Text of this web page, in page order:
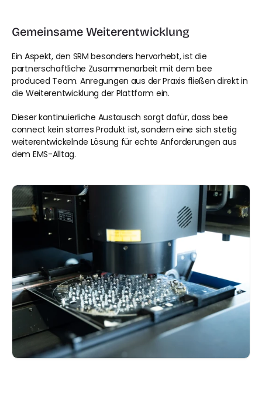
Gemeinsame Weiterentwicklung
Ein Aspekt, den SRM besonders hervorhebt, ist die
partnerschaftliche Zusammenarbeit mit dem bee
produced Team. Anregungen aus der Praxis fließen direkt in
die Weiterentwicklung der Plattform ein.
Dieser kontinuierliche Austausch sorgt dafür, dass bee
connect kein starres Produkt ist, sondern eine sich stetig
weiterentwickelnde Lösung für echte Anforderungen aus
dem EMS-Alltag.